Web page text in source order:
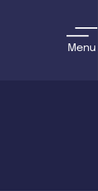
Menu